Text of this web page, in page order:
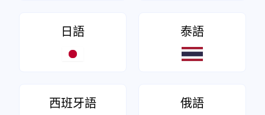
日語 泰語
西班牙語 俄語